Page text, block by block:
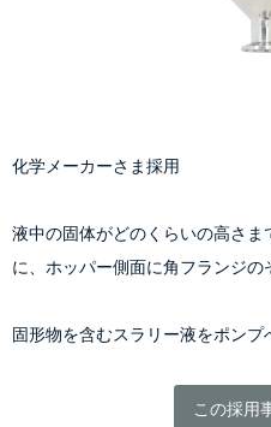
化学メーカーさま採用
液中の固体がどのくらいの高さま
に、ホッパー側面に角フランジの
固形物を含むスラリー液をポンプ
この採用